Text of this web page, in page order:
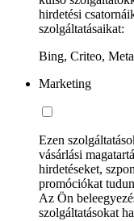
hirdetési
szolgáltatásaikat:
Bing, Criteo,
Marketing
Ezen
vásárlási
hirdetéseket,
promóciókat
Az Ön
szolgáltatásokat